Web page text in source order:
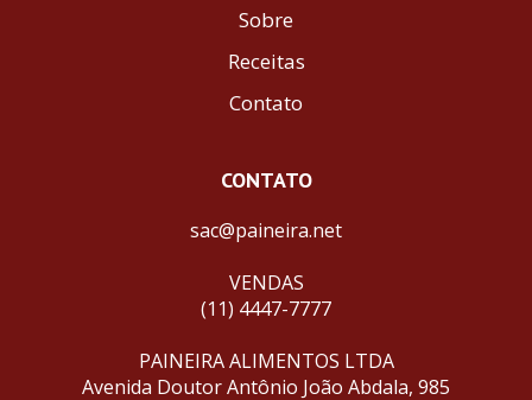
Sobre
Receitas
Contato
CONTATO
sac@paineira.net
VENDAS
(11) 4447-7777
PAINEIRA ALIMENTOS LTDA
Avenida Doutor Antônio João Abdala, 985